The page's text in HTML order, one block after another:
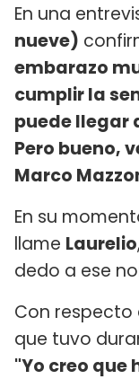
En una
nueve)
embarazo
cumplir la
puede llegar
Pero bueno,
Marco
En su
llame Laurelio
dedo a ese
Con
que tuvo
"Yo creo